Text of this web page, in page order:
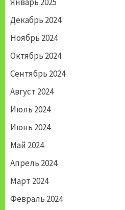
Декабрь 2024
Ноябрь 2024
Октябрь 2024
Сентябрь 2024
Август 2024
Июль 2024
Июнь 2024
Май 2024
Апрель 2024
Март 2024
Февраль 2024